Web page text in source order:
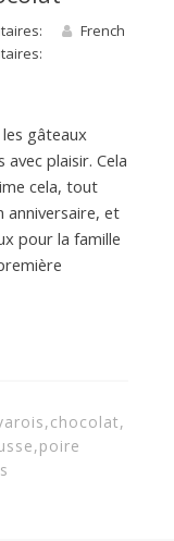
French
gâteaux
avec plaisir. Cela
cela, tout
anniversaire, et
pour la famille
,chocolat,
,poire